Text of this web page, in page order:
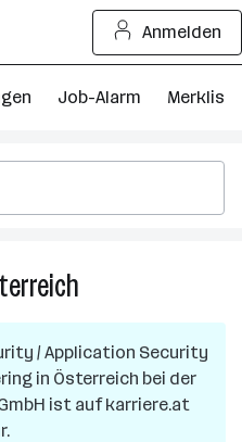
Anmelden
Job-Alarm Merkliste
Jobs
in
Österreich
/ Application Security
in Österreich bei der
ist auf karriere.at